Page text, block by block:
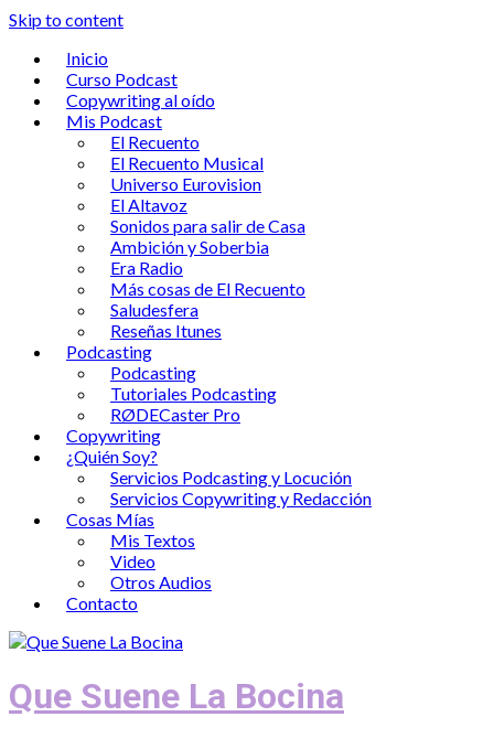
Skip to content
Inicio
Curso Podcast
Copywriting al oído
Mis Podcast
El Recuento
El Recuento Musical
Universo Eurovision
El Altavoz
Sonidos para salir de Casa
Ambición y Soberbia
Era Radio
Más cosas de El Recuento
Saludesfera
Reseñas Itunes
Podcasting
Podcasting
Tutoriales Podcasting
RØDECaster Pro
Copywriting
¿Quién Soy?
Servicios Podcasting y Locución
Servicios Copywriting y Redacción
Cosas Mías
Mis Textos
Video
Otros Audios
Contacto
Que Suene La Bocina